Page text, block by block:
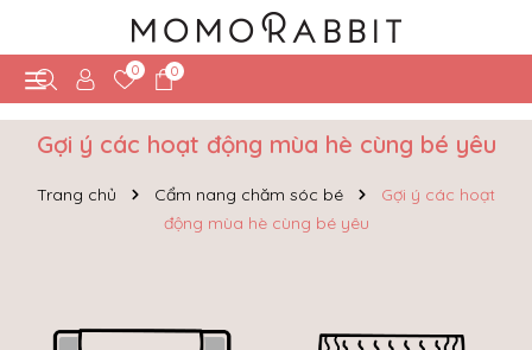
0 0
Gợi ý các hoạt động mùa hè cùng bé yêu
Trang chủ Cẩm nang chăm sóc bé
Gợi ý các hoạt
động mùa hè cùng bé yêu